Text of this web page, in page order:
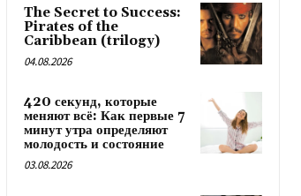
The Secret to Success:
Pirates of the
Caribbean (trilogy)
04.08.2026
420 секунд, которые
меняют всё: Как первые 7
минут утра определяют
молодость и состояние
03.08.2026